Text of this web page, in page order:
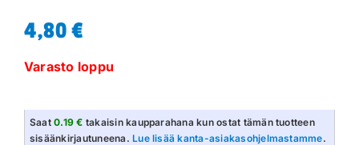
4,80€
Varasto loppu
Saat0.19 € takaisin kaupparahana kun ostat tämän tuotteen
sisäänkirjautuneena.Lue lisää kanta-asiakasohjelmastamme.